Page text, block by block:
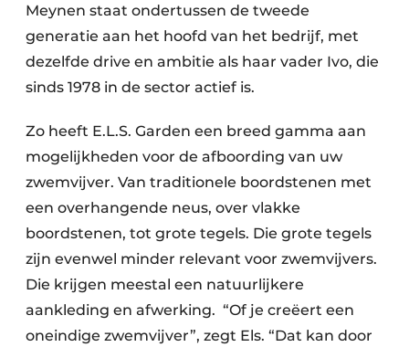
Meynen staat ondertussen de tweede
generatie aan het hoofd van het bedrijf, met
dezelfde drive en ambitie als haar vader Ivo, die
sinds 1978 in de sector actief is.
Zo heeft E.L.S. Garden een breed gamma aan
mogelijkheden voor de afboording van uw
zwemvijver. Van traditionele boordstenen met
een overhangende neus, over vlakke
boordstenen, tot grote tegels. Die grote tegels
zijn evenwel minder relevant voor zwemvijvers.
Die krijgen meestal een natuurlijkere
aankleding en afwerking. “Of je creëert een
oneindige zwemvijver”, zegt Els. “Dat kan door